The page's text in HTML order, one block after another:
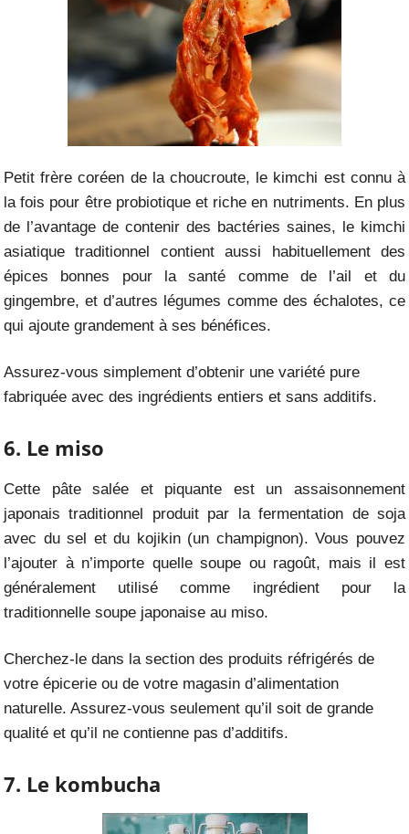
Petit frère coréen de la choucroute, le kimchi est connu à
la fois pour être probiotique et riche en nutriments. En plus
de l’avantage de contenir des bactéries saines, le kimchi
asiatique traditionnel contient aussi habituellement des
épices bonnes pour la santé comme de l’ail et du
gingembre, et d’autres légumes comme des échalotes, ce
qui ajoute grandement à ses bénéfices.
Assurez-vous simplement d’obtenir une variété pure
fabriquée avec des ingrédients entiers et sans additifs.
6. Le miso
Cette pâte salée et piquante est un assaisonnement
japonais traditionnel produit par la fermentation de soja
avec du sel et du kojikin (un champignon). Vous pouvez
l’ajouter à n’importe quelle soupe ou ragoût, mais il est
généralement utilisé comme ingrédient pour la
traditionnelle soupe japonaise au miso.
Cherchez-le dans la section des produits réfrigérés de
votre épicerie ou de votre magasin d’alimentation
naturelle. Assurez-vous seulement qu’il soit de grande
qualité et qu’il ne contienne pas d’additifs.
7. Le kombucha